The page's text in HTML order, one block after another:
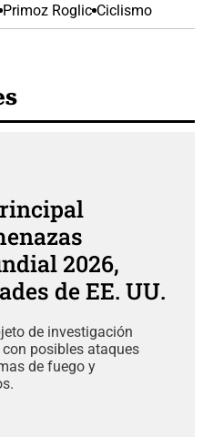
Primoz Roglic Ciclismo
2026,
de EE. UU.
de investigación
posibles ataques
de fuego y